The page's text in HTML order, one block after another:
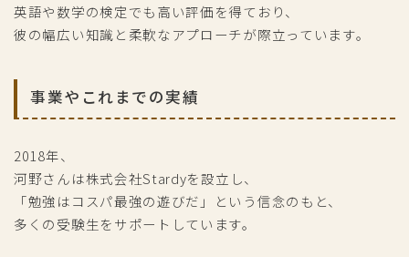
英語や数学の検定でも高い評価を得ており、
彼の幅広い知識と柔軟なアプローチが際立っています。
事業やこれまでの実績
2018年、
河野さんは株式会社Stardyを設立し、
「勉強はコスパ最強の遊びだ」という信念のもと、
多くの受験生をサポートしています。